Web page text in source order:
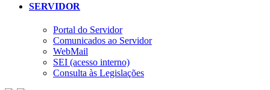
SERVIDOR
Portal do Servidor
Comunicados ao Servidor
WebMail
SEI (acesso interno)
Consulta às Legislações